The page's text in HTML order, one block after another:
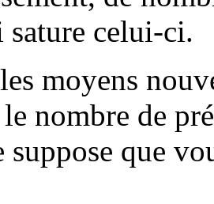
sature celui-ci.
moyens
nombre de
suppose que